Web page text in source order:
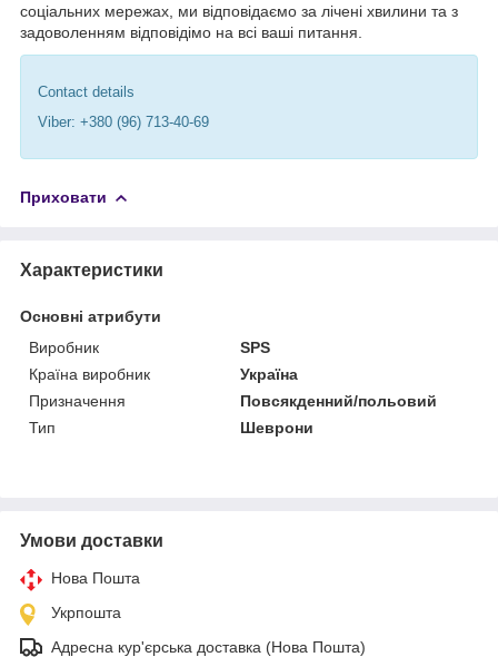
соціальних мережах, ми відповідаємо за лічені хвилини та з
задоволенням відповідімо на всі ваші питання.
Contact details
Viber: +380 (96) 713-40-69
Приховати
Характеристики
Основні атрибути
Виробник
SPS
Країна виробник
Україна
Призначення
Повсякденний/польовий
Тип
Шеврони
Умови доставки
Нова Пошта
Укрпошта
Адресна кур'єрська доставка (Нова Пошта)